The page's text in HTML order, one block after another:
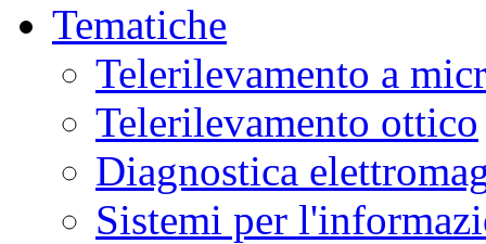
Tematiche
Telerilevamento a
Telerilevamento ottico
Diagnostica
Sistemi per